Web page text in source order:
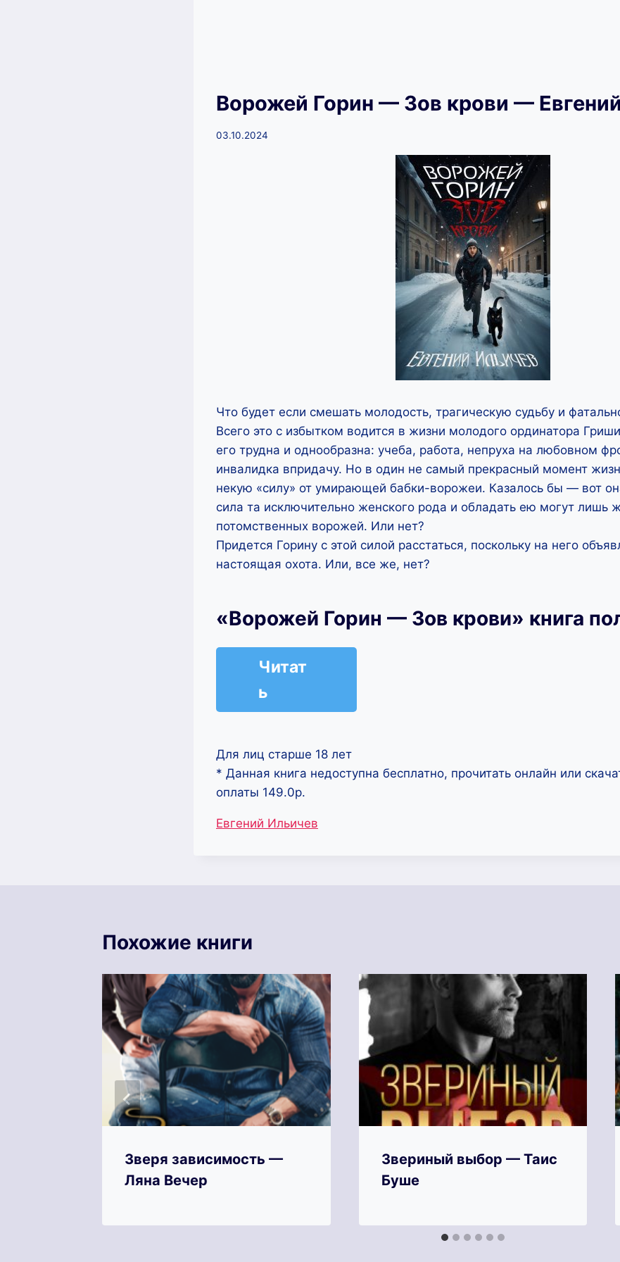
Ворожей Горин — Зов крови —
03.10.2024
Что будет если смешать молодость, трагическую судьбу и
Всего это с избытком водится в жизни молодого ординатора
его трудна и однообразна: учеба, работа, непруха на любовном
инвалидка впридачу. Но в один не самый прекрасный момент
некую «силу» от умирающей бабки-ворожеи. Казалось бы — вот
сила та исключительно женского рода и обладать ею могут лишь
потомственных ворожей. Или нет?
Придется Горину с этой силой расстаться, поскольку на него
настоящая охота. Или, все же, нет?
«Ворожей Горин — Зов крови» книга
Читат
ь
Для лиц старше 18 лет
* Данная книга недоступна бесплатно, прочитать онлайн или
оплаты 149.0р.
Метки
Евгений Ильичев
Похожие книги
Зверя зависимость —
Ляна Вечер
Звериный выбор — Таис
Буше